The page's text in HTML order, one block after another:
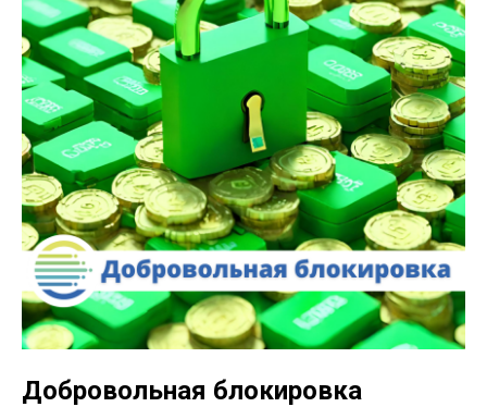
Добровольная блокировка